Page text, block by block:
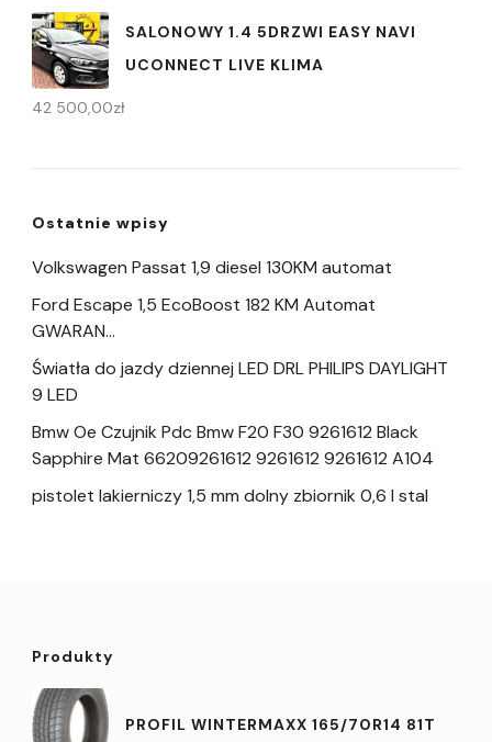
SALONOWY 1.4 5DRZWI EASY NAVI
UCONNECT LIVE KLIMA
42 500,00zł
Ostatnie wpisy
Volkswagen Passat 1,9 diesel 130KM automat
Ford Escape 1,5 EcoBoost 182 KM Automat
GWARAN…
Światła do jazdy dziennej LED DRL PHILIPS DAYLIGHT
9 LED
Bmw Oe Czujnik Pdc Bmw F20 F30 9261612 Black
Sapphire Mat 66209261612 9261612 9261612 A104
pistolet lakierniczy 1,5 mm dolny zbiornik 0,6 l stal
Produkty
PROFIL WINTERMAXX 165/70R14 81T